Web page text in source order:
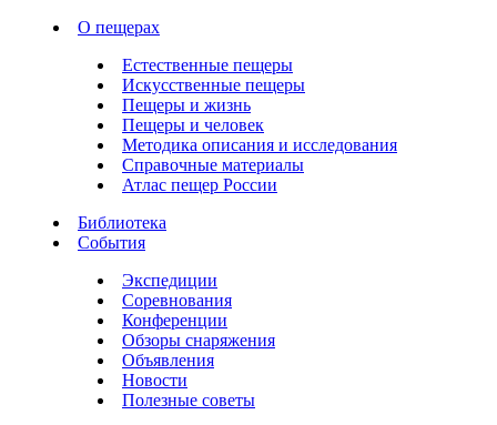
О пещерах
Естественные пещеры
Искусственные пещеры
Пещеры и жизнь
Пещеры и человек
Методика описания и исследования
Справочные материалы
Атлас пещер России
Библиотека
События
Экспедиции
Соревнования
Конференции
Обзоры снаряжения
Объявления
Новости
Полезные советы